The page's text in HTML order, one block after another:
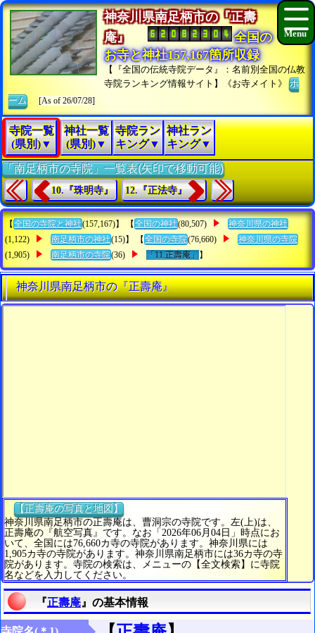
神奈川県南足柄市の『正壽
庵』
全国の
お寺と神社157,167箇所収録
【『全国の伝統寺院データ』：名前別全国の仏教
寺院ランキング情報サイト】《お寺メイト》ホ
ーム
[As of 26/07/28]
寺院一覧
(県別)▼
神社一覧
(県別)▼
寺院ラン
キング▼
神社ラン
キング▼
「南足柄市の寺院」一覧表(矢印で移動可能)
10.『珠明寺』 12.『正法寺』
【 全国の寺院と神社(157,167)】 【 全国の神社(80,507)
神奈川県の神社
(1,122)
南足柄市の神社(15)】 【 全国の寺院(76,660)
神奈川県の寺院
(1,905)
南足柄市の寺院(36) 「11.正壽庵」 】
神奈川県南足柄市の『正壽庵』
【正壽庵の写真と地図】
神奈川県南足柄市の正壽庵は、曹洞宗の寺院です。左(上)は、
正壽庵の『航空写真』です。なお「2026年06月04日」時点にお
いて、全国には76,660カ寺の寺院があります。神奈川県には
1,905カ寺の寺院があります。神奈川県南足柄市には36カ寺の寺
院があります。寺院の検索は、メニューの【全文検索】に寺院
名などを入力してください。
『正壽庵 』の基本情報